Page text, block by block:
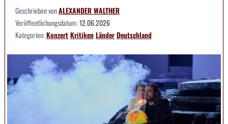
Geschrieben vonALEXANDER WALTHER
Veröffentlichungsdatum:12.06.2026
Kategorien:KonzertKritikenLänderDeutschland